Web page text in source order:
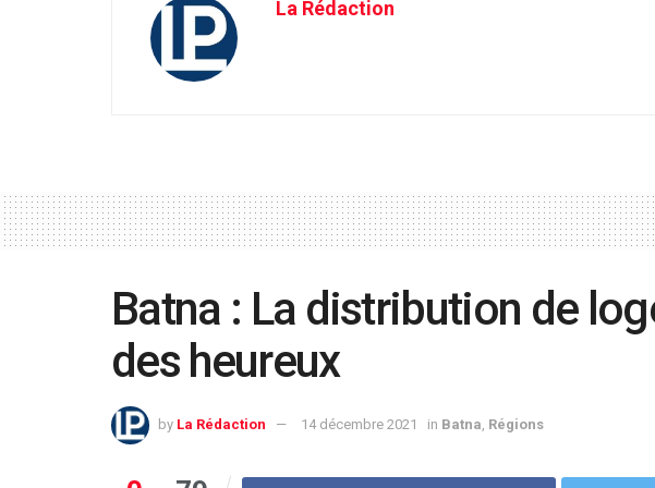
La Rédaction
Batna : La distribution de
des heureux
by La Rédaction 14 décembre 2021 in Batna Régions